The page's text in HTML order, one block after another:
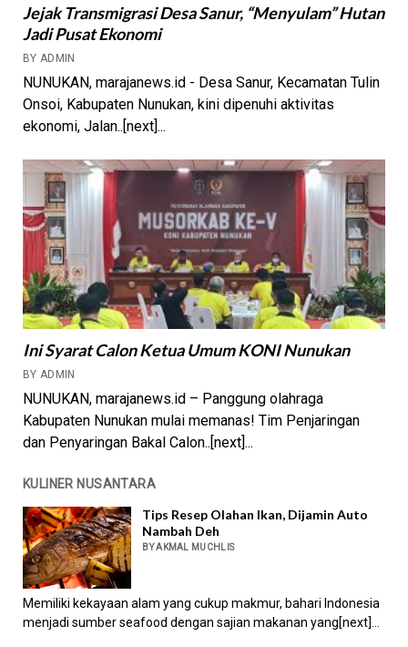
Jejak Transmigrasi Desa Sanur, “Menyulam” Hutan
Jadi Pusat Ekonomi
BY ADMIN
NUNUKAN, marajanews.id - Desa Sanur, Kecamatan Tulin
Onsoi, Kabupaten Nunukan, kini dipenuhi aktivitas
ekonomi, Jalan..[next]...
Ini Syarat Calon Ketua Umum KONI Nunukan
BY ADMIN
NUNUKAN, marajanews.id – Panggung olahraga
Kabupaten Nunukan mulai memanas! Tim Penjaringan
dan Penyaringan Bakal Calon..[next]...
KULINER NUSANTARA
Tips Resep Olahan Ikan, Dijamin Auto
Nambah Deh
BY AKMAL MUCHLIS
Memiliki kekayaan alam yang cukup makmur, bahari Indonesia
menjadi sumber seafood dengan sajian makanan yang[next]...